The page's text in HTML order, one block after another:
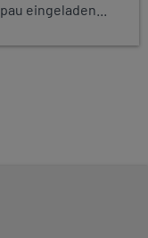
eingeladen...